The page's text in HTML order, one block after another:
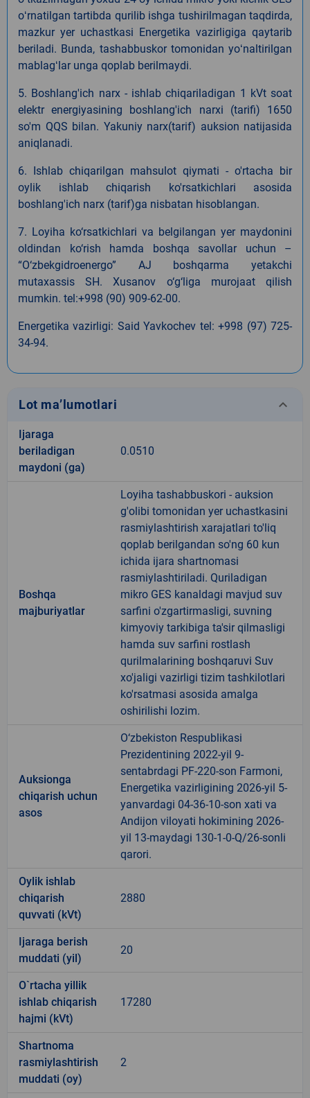
oʻrnatilgan tartibda qurilib ishga tushirilmagan taqdirda,
mazkur yer uchastkasi Energetika vazirligiga qaytarib
beriladi. Bunda, tashabbuskor tomonidan yoʻnaltirilgan
mablagʻlar unga qoplab berilmaydi.
5. Boshlang'ich narx - ishlab chiqariladigan 1 kVt soat
elektr energiyasining boshlang'ich narxi (tarifi) 1650
so'm QQS bilan. Yakuniy narx(tarif) auksion natijasida
aniqlanadi.
6. Ishlab chiqarilgan mahsulot qiymati - o'rtacha bir
oylik ishlab chiqarish ko'rsatkichlari asosida
boshlang'ich narx (tarif)ga nisbatan hisoblangan.
7. Loyiha ko‘rsatkichlari va belgilangan yer maydonini
oldindan ko‘rish hamda boshqa savollar uchun –
“O‘zbekgidroenergo” AJ boshqarma yetakchi
mutaxassis SH. Xusanov o‘g‘liga murojaat qilish
mumkin. tel:+998 (90) 909-62-00.
Energetika vazirligi: Said Yavkochev tel: +998 (97) 725-
34-94.
Lot ma’lumotlari keyboard_arrow_down
Ijaraga
beriladigan
maydoni (ga)
0.0510
Boshqa
majburiyatlar
Loyiha tashabbuskori - auksion
g'olibi tomonidan yer uchastkasini
rasmiylashtirish xarajatlari to'liq
qoplab berilgandan so'ng 60 kun
ichida ijara shartnomasi
rasmiylashtiriladi. Quriladigan
mikro GES kanaldagi mavjud suv
sarfini o'zgartirmasligi, suvning
kimyoviy tarkibiga ta'sir qilmasligi
hamda suv sarfini rostlash
qurilmalarining boshqaruvi Suv
xo'jaligi vazirligi tizim tashkilotlari
ko'rsatmasi asosida amalga
oshirilishi lozim.
Auksionga
chiqarish uchun
asos
O‘zbekiston Respublikasi
Prezidentining 2022-yil 9-
sentabrdagi PF-220-son Farmoni,
Energetika vazirligining 2026-yil 5-
yanvardagi 04-36-10-son xati va
Andijon viloyati hokimining 2026-
yil 13-maydagi 130-1-0-Q/26-sonli
qarori.
Oylik ishlab
chiqarish
quvvati (kVt)
2880
Ijaraga berish
muddati (yil)
20
O`rtacha yillik
ishlab chiqarish
hajmi (kVt)
17280
Shartnoma
rasmiylashtirish
muddati (oy)
2